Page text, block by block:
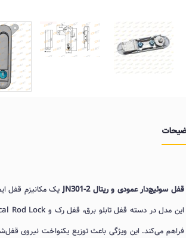
قفل سوئیچ‌دار عمودی و ریتال JN301-2
فراهم می‌کند. این ویژگی باعث توزیع یکنواخت نیروی